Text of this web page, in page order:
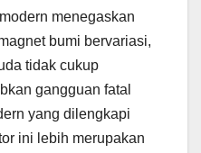
menegaskan
bumi bervariasi,
tidak cukup
gangguan fatal
yang dilengkapi
ini lebih merupakan